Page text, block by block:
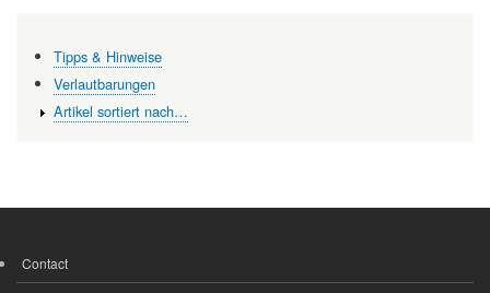
Tipps & Hinweise
Verlautbarungen
Artikel sortiert nach…
FOOTER
Contact